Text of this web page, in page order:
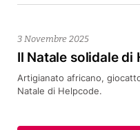
Il Natale solidale di
3 Novembre 2025
Artigianato africano,
Natale di Helpcode.